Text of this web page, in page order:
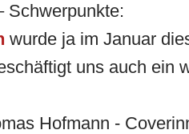
Schwerpunkte:
wurde ja im Januar
uns auch ein
Hofmann -